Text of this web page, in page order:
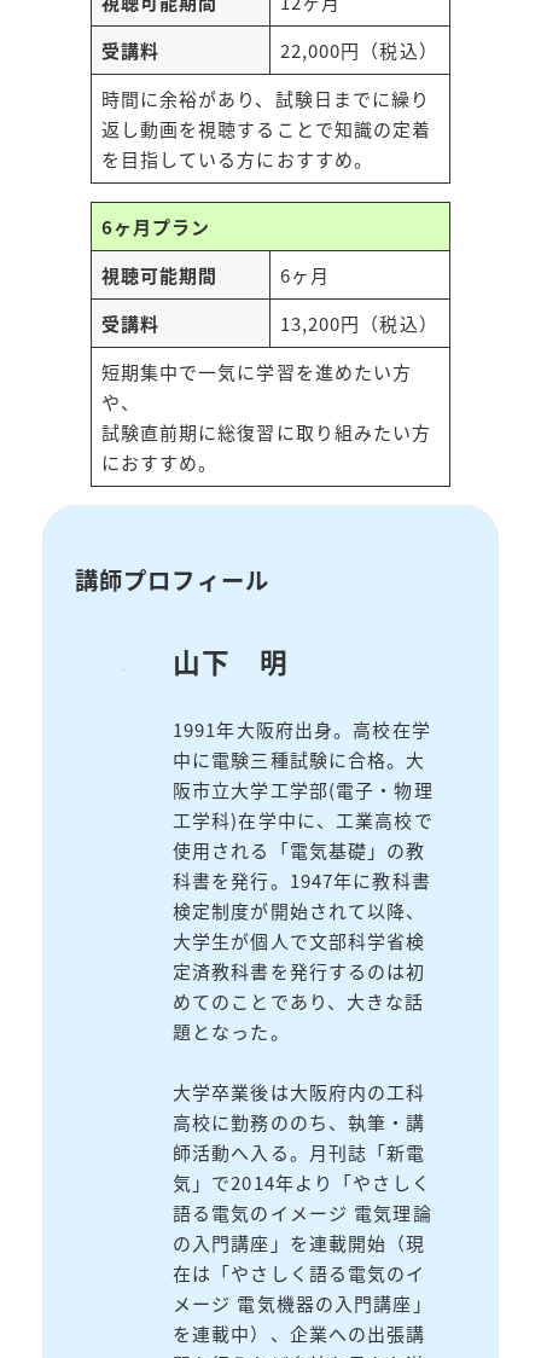
受講料
22,000円（税込）
時間に余裕があり、試験日までに繰り
返し動画を視聴することで知識の定着
を目指している方におすすめ。
6ヶ月プラン
視聴可能期間
6ヶ月
受講料
13,200円（税込）
短期集中で一気に学習を進めたい方
や、
試験直前期に総復習に取り組みたい方
におすすめ。
講師プロフィール
山下 明
1991年大阪府出身。高校在学
中に電験三種試験に合格。大
阪市立大学工学部(電子・物理
工学科)在学中に、工業高校で
使用される「電気基礎」の教
科書を発行。1947年に教科書
検定制度が開始されて以降、
大学生が個人で文部科学省検
定済教科書を発行するのは初
めてのことであり、大きな話
題となった。
大学卒業後は大阪府内の工科
高校に勤務ののち、執筆・講
師活動へ入る。月刊誌「新電
気」で2014年より「やさしく
語る電気のイメージ 電気理論
の入門講座」を連載開始（現
在は「やさしく語る電気のイ
メージ 電気機器の入門講座」
を連載中）、企業への出張講